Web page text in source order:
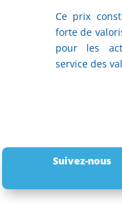
Ce prix
forte de
pour les
service des
Suivez-nous